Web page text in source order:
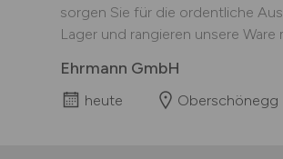
sorgen Sie für die ordentliche
Lager und rangieren unsere Ware
Ehrmann GmbH
heute Oberschönegg